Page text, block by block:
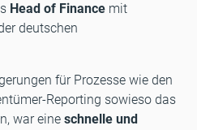
Head of Finance mit
deutschen
für Prozesse wie den
Reporting sowieso das
war eine schnelle und